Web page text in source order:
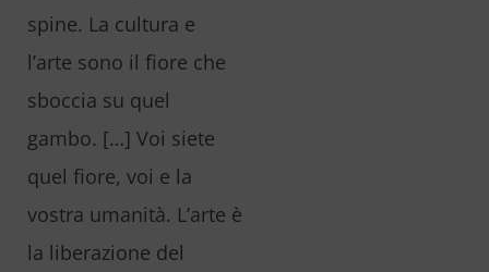
spine. La cultura e
l’arte sono il fiore che
sboccia su quel
gambo. […] Voi siete
quel fiore, voi e la
vostra umanità. L’arte è
la liberazione del